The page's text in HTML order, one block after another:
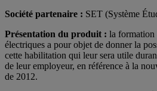
Société partenaire : SET (Système
Présentation du produit : la formation
électriques a pour objet de donner la
cette habilitation qui leur sera utile
de leur employeur, en référence à la
de 2012.